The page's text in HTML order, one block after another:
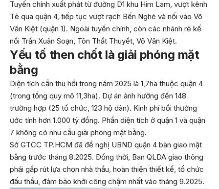
Tuyến chính xuất phát từ đường D1 khu Him Lam, vượt kênh
Tẻ qua quận 4, tiếp tục vượt rạch Bến Nghé và nối vào Võ
Văn Kiệt (quận 1). Ngoài tuyến chính, còn các nhánh rẻ kế
nối Trần Xuân Soạn, Tôn Thất Thuyết, Võ Văn Kiệt.
Yếu tố then chốt là giải phóng mặt
bằng
Diện tích cần thu hồi trong năm 2025 là 1,7ha thuộc quận 4
(trong tổng quy mô 11,3ha). Dự án ảnh hưởng đến 148
trường hợp (25 tổ chức, 123 hộ dân). Kinh phí bồi thường
ước tính hơn 1.000 tỷ đồng. Phần diện tích ở quận 1 và quận
7 không có nhu cầu giải phóng mặt bằng.
Sở GTCC TP.HCM đã đề nghị UBND quận 4 bàn giao mặt
bằng trước tháng 8.2025. Đồng thời, Ban QLDA giao thông
phải gấp rút lựa chọn nhà thầu, hoàn thiện thiết kế, tổ chức
đấu thầu, đảm bảo khởi công chậm nhất vào tháng 9.2025.